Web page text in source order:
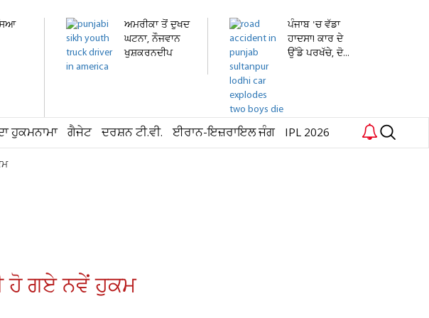
ਅਮਰੀਕਾ ਤੋਂ ਦੁਖਦ
ਘਟਨਾ, ਨੌਜਵਾਨ
ਖੁਸ਼ਕਰਨਦੀਪ
ਪੰਜਾਬ 'ਚ ਵੱਡਾ
ਹਾਦਸਾ! ਕਾਰ ਦੇ
ਉੱਡੇ ਪਰਖੱਚੇ, ਦੋ...
ਹੁਕਮਨਾਮਾ ਗੈਜੇਟ ਦਰਸ਼ਨ ਟੀ.ਵੀ. ਈਰਾਨ-ਇਜ਼ਰਾਇਲ ਜੰਗ IPL 2026
ਹੋ ਗਏ ਨਵੇਂ ਹੁਕਮ